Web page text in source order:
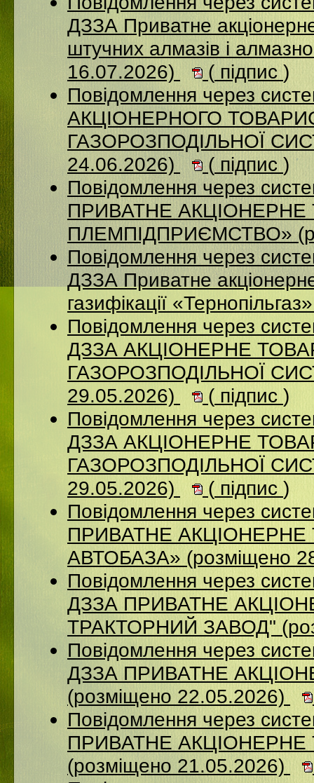
ДЗЗА Приватне
штучних алмазів і
16.07.2026)
( підпис)
Повідомлення через
АКЦІОНЕРНОГО
ГАЗОРОЗПОДІЛЬНОЇ
24.06.2026)
( підпис )
Повідомлення через
ПРИВАТНЕ АКЦІОНЕРНЕ
ПЛЕМПІДПРИЄМСТВО»
Повідомлення через
ДЗЗА Приватне
газифікації
Повідомлення через
ДЗЗА АКЦІОНЕРНЕ
ГАЗОРОЗПОДІЛЬНОЇ
29.05.2026)
( підпис )
Повідомлення через
ДЗЗА АКЦІОНЕРНЕ
ГАЗОРОЗПОДІЛЬНОЇ
29.05.2026)
( підпис )
Повідомлення через
ПРИВАТНЕ
АВТОБАЗА» (розміщено
Повідомлення через
ДЗЗА ПРИВАТНЕ
ТРАКТОРНИЙ ЗАВОД"
Повідомлення через
ДЗЗА ПРИВАТНЕ
(розміщено 22.05.2026)
Повідомлення через
ПРИВАТНЕ
(розміщено 21.05.2026)